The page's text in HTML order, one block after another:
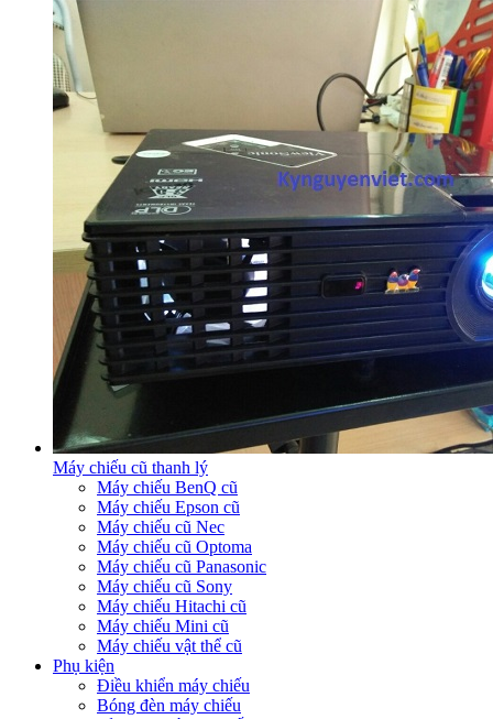
Máy chiếu cũ thanh lý
Máy chiếu BenQ cũ
Máy chiếu Epson cũ
Máy chiếu cũ Nec
Máy chiếu cũ Optoma
Máy chiếu cũ Panasonic
Máy chiếu cũ Sony
Máy chiếu Hitachi cũ
Máy chiếu Mini cũ
Máy chiếu vật thể cũ
Phụ kiện
Điều khiển máy chiếu
Bóng đèn máy chiếu